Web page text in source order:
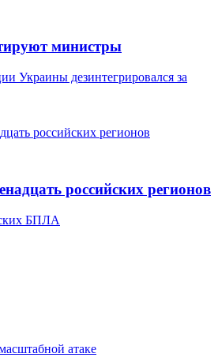
министры
Украины дезинтегрировался за
российских регионов
БПЛА
атаке